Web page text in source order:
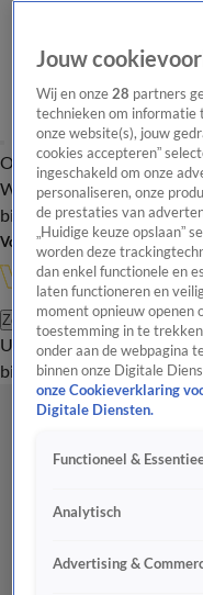
Overzicht Onze programma's
WandelgangenInterviews
bijwonenPodcastShop
Volg Vandaag Inside
Zoeken
UitzendingenVandaag
bijwonen
Jouw
Wij en onze28 partners
technieken om informatie
onze website(s), jouw
cookies accepteren”
ingeschakeld om onze
personaliseren, onze
de prestaties van
„Huidige keuze opslaan”
worden deze
dan enkel functionele en
laten functioneren en
moment opnieuw openen
toestemming in te
onder aan de webpagina
binnen onze Digitale
onze Cookieverklaring
Digitale Diensten.
Functioneel &
Analytisch
Advertising &